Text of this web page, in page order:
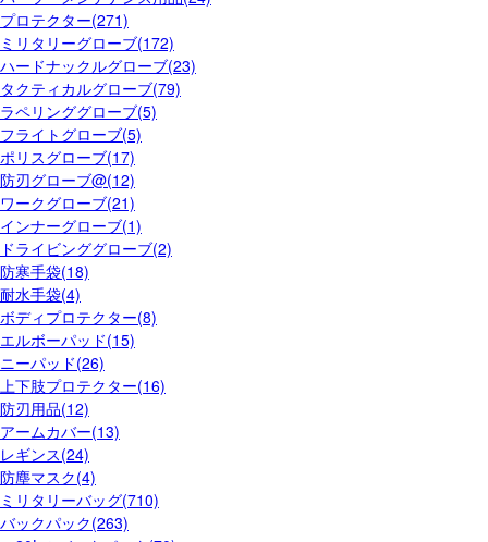
プロテクター(271)
ミリタリーグローブ(172)
ハードナックルグローブ(23)
タクティカルグローブ(79)
ラペリンググローブ(5)
フライトグローブ(5)
ポリスグローブ(17)
防刃グローブ@(12)
ワークグローブ(21)
インナーグローブ(1)
ドライビンググローブ(2)
防寒手袋(18)
耐水手袋(4)
ボディプロテクター(8)
エルボーパッド(15)
ニーパッド(26)
上下肢プロテクター(16)
防刃用品(12)
アームカバー(13)
レギンス(24)
防塵マスク(4)
ミリタリーバッグ(710)
バックパック(263)